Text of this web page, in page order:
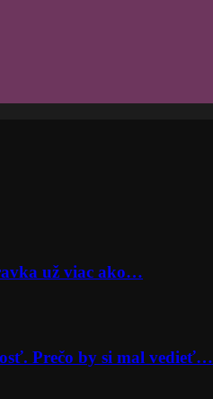
už viac ako…
Prečo by si mal vedieť…